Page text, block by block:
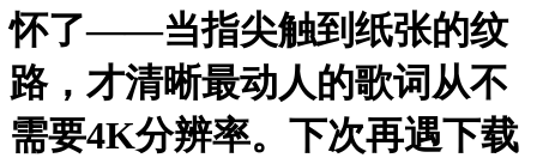
怀了——当指尖触到纸张的纹
路，才清晰最动人的歌词从不
需要4K分辨率。下次再遇下载